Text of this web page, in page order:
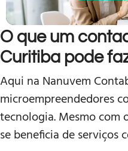
O que um
Curitiba pode
Aqui na Nanuvem
microempreendedores
tecnologia. Mesmo com
se beneficia de serviços